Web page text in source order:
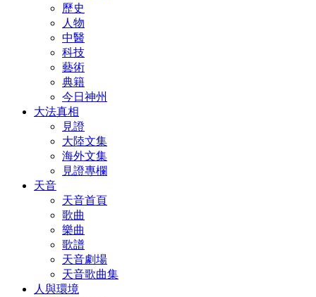
歷史
人物
中醫
科技
藝術
典籍
今日神州
大法真相
見證
大陸文集
海外文集
見證專欄
天音
天音首頁
歌曲
樂曲
歌譜
天音劇場
天音歌曲集
人與環境